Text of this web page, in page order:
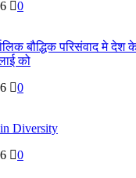
0
बौद्धिक परिसंवाद मे
को
0
Diversity
0